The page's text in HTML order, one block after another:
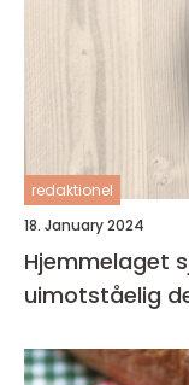
redaktionel
18. January 2024
Hjemmelaget
uimotståelig